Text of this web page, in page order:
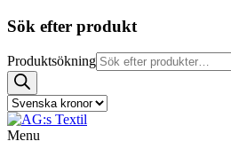
Sök efter produkt
Produktsökning
Menu